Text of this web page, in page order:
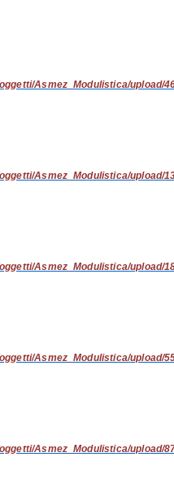
Asmez_Modulistica/upload/
Asmez_Modulistica/upload/
Asmez_Modulistica/upload/
Asmez_Modulistica/upload/
Asmez_Modulistica/upload/